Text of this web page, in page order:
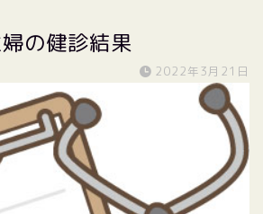
の健診結果
2022年3月21日